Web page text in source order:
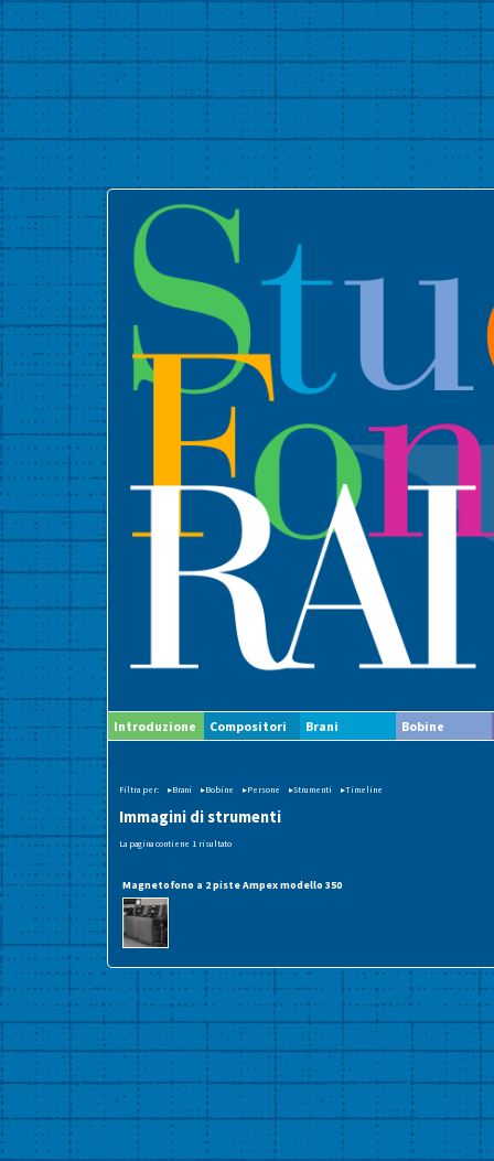
Introduzione Compositori Brani Bobine
Filtra per: ▸Brani ▸Bobine ▸Persone ▸Strumenti ▸Timeline
Immagini di strumenti
La pagina contiene 1 risultato
Magnetofono a 2 piste Ampex modello 350